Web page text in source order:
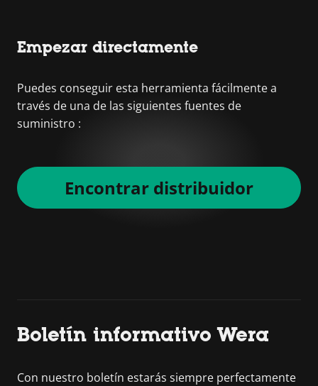
Empezar directamente
Puedes conseguir esta herramienta fácilmente a
través de una de las siguientes fuentes de
suministro :
Encontrar distribuidor
Boletín informativo Wera
Con nuestro boletín estarás siempre perfectamente